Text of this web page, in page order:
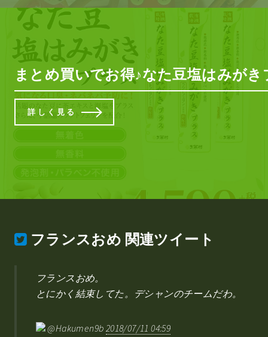
まとめ買いでお得♪なた豆塩はみが
詳しく見る
フランスおめ 関連ツイート
フランスおめ。
とにかく結束してた。デシャンのチームだわ。
@Hakumen9b 2018/07/11 04:59